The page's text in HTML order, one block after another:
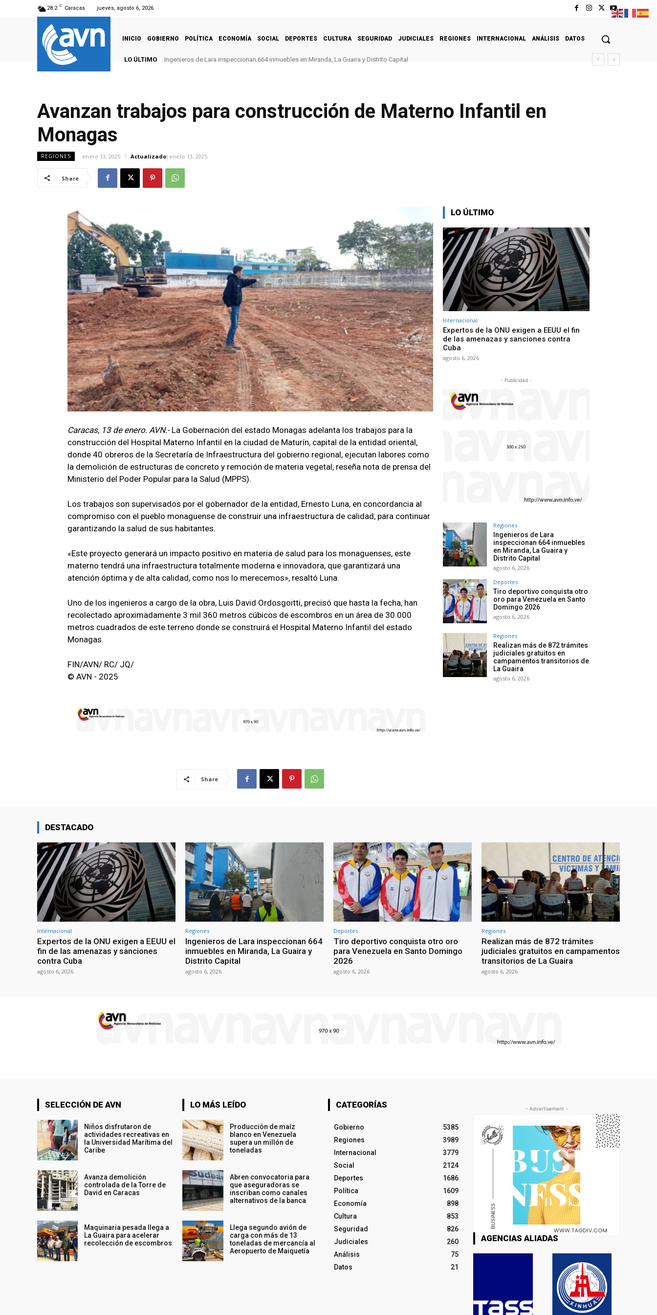
28.2 C Caracas jueves, agosto 6, 2026
INICIO GOBIERNO POLÍTICA ECONOMÍA SOCIAL DEPORTES CULTURA SEGURIDAD JUDICIALES REGIONES INTERNACIONAL ANÁLISIS DATOS
LO ÚLTIMO Ingenieros de Lara inspeccionan 664 inmuebles en Miranda, La Guaira y Distrito Capital
Avanzan trabajos para construcción de Materno Infantil en
Monagas
REGIONES enero 13, 2025 Actualizado: enero 13, 2025
Share
Caracas, 13 de enero. AVN.-La Gobernación del estado Monagas adelanta los trabajos para la
construcción del Hospital Materno Infantil en la ciudad de Maturín, capital de la entidad oriental,
donde 40 obreros de la Secretaría de Infraestructura del gobierno regional, ejecutan labores como
la demolición de estructuras de concreto y remoción de materia vegetal, reseña nota de prensa del
Ministerio del Poder Popular para la Salud (MPPS).
Los trabajos son supervisados ​​por el gobernador de la entidad, Ernesto Luna, en concordancia al
compromiso con el pueblo monaguense de construir una infraestructura de calidad, para continuar
garantizando la salud de sus habitantes.
«Este proyecto generará un impacto positivo en materia de salud para los monaguenses, este
materno tendrá una infraestructura totalmente moderna e innovadora, que garantizará una
atención óptima y de alta calidad, como nos lo merecemos», resaltó Luna.
Uno de los ingenieros a cargo de la obra, Luis David Ordosgoitti, precisó que hasta la fecha, han
recolectado aproximadamente 3 mil 360 metros cúbicos de escombros en un área de 30.000
metros cuadrados de este terreno donde se construirá el Hospital Materno Infantil del estado
Monagas.
FIN/AVN/ RC/ JQ/
© AVN - 2025
Share
LO ÚLTIMO
Internacional
Expertos de la ONU exigen a EEUU el fin
de las amenazas y sanciones contra
Cuba
agosto 6, 2026
- Publicidad -
Regiones
Ingenieros de Lara
inspeccionan 664 inmuebles
en Miranda, La Guaira y
Distrito Capital
agosto 6, 2026
Deportes
Tiro deportivo conquista otro
oro para Venezuela en Santo
Domingo 2026
agosto 6, 2026
Regiones
Realizan más de 872 trámites
judiciales gratuitos en
campamentos transitorios de
La Guaira
agosto 6, 2026
DESTACADO
Internacional
Expertos de la ONU exigen a EEUU el
fin de las amenazas y sanciones
contra Cuba
agosto 6, 2026
Regiones
Ingenieros de Lara inspeccionan 664
inmuebles en Miranda, La Guaira y
Distrito Capital
agosto 6, 2026
Deportes
Tiro deportivo conquista otro oro
para Venezuela en Santo Domingo
2026
agosto 6, 2026
Regiones
Realizan más de 872 trámites
judiciales gratuitos en campamentos
transitorios de La Guaira
agosto 6, 2026
SELECCIÓN DE AVN
Niños disfrutaron de
actividades recreativas en
la Universidad Marítima del
Caribe
Avanza demolición
controlada de la Torre de
David en Caracas
Maquinaria pesada llega a
La Guaira para acelerar
recolección de escombros
LO MÁS LEÍDO
Producción de maíz
blanco en Venezuela
supera un millón de
toneladas
Abren convocatoria para
que aseguradoras se
inscriban como canales
alternativos de la banca
Llega segundo avión de
carga con más de 13
toneladas de mercancía al
Aeropuerto de Maiquetía
CATEGORÍAS
Gobierno
5385
Regiones
3989
Internacional
3779
Social
2124
Deportes
1686
Política
1609
Economía
898
Cultura
853
Seguridad
826
Judiciales
260
Análisis
75
Datos
21
- Advertisement -
AGENCIAS ALIADAS